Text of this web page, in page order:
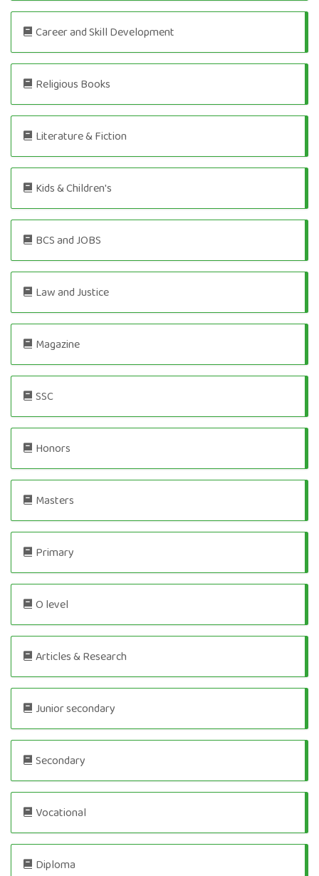
Career and Skill Development
Religious Books
Literature & Fiction
Kids & Children's
BCS and JOBS
Law and Justice
Magazine
SSC
Honors
Masters
Primary
O level
Articles & Research
Junior secondary
Secondary
Vocational
Diploma